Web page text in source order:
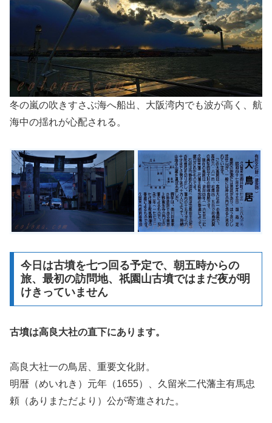
冬の嵐の吹きすさぶ海へ船出、大阪湾内でも波が高く、航
海中の揺れが心配される。
今日は古墳を七つ回る予定で、朝五時からの
旅、最初の訪問地、祇園山古墳ではまだ夜が明
けきっていません
古墳は高良大社の直下にあります。
高良大社一の鳥居、重要文化財。
明暦（めいれき）元年（1655）、久留米二代藩主有馬忠
頼（ありまただより）公が寄進された。